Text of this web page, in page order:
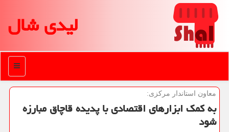
لیدی شال
منو
معاون استاندار مركزی:
به كمك ابزارهای اقتصادی با پدیده قاچاق مبارزه
شود